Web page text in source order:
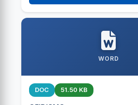
WORD
DOC 51.50 KB